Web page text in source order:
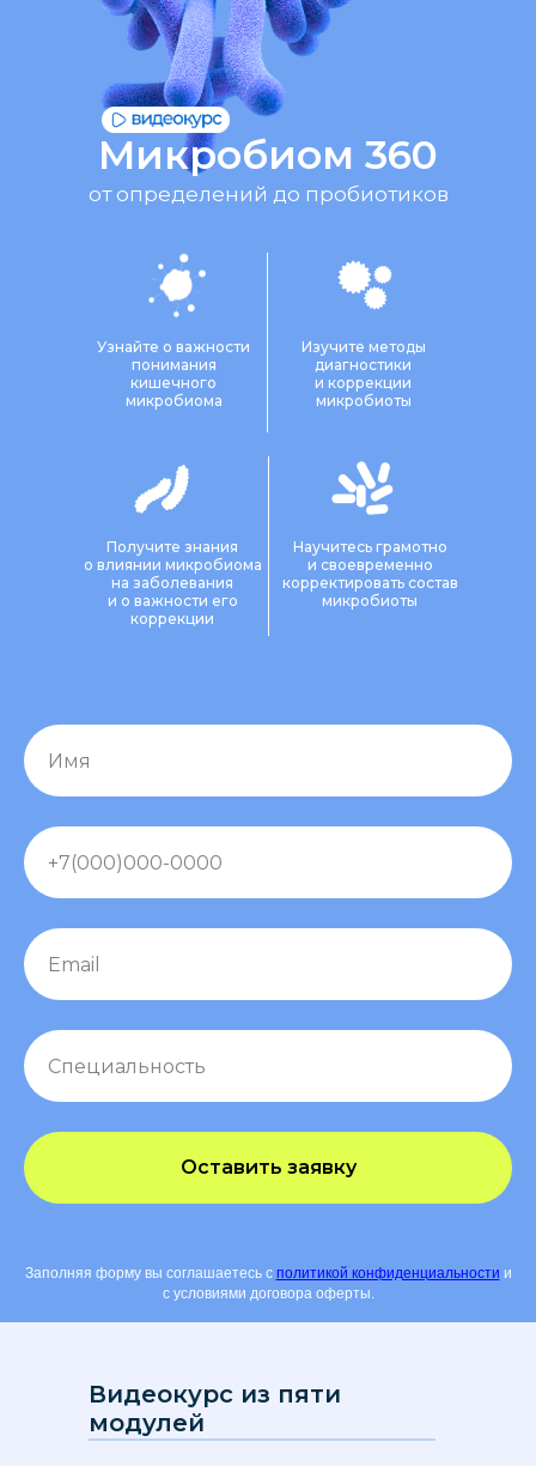
Узнайте о важности
понимания
кишечного
микробиома
Изучите методы
диагностики
и коррекции
микробиоты
Получите знания
о влиянии микробиома
на заболевания
и о важности его
коррекции
Научитесь грамотно
и своевременно
корректировать состав
микробиоты
от определений до пробиотиков
Микробиом 360
Оставить заявку
Заполняя форму вы соглашаетесь с политикой конфиденциальности и
с условиями договора оферты.
Видеокурс из пяти
модулей